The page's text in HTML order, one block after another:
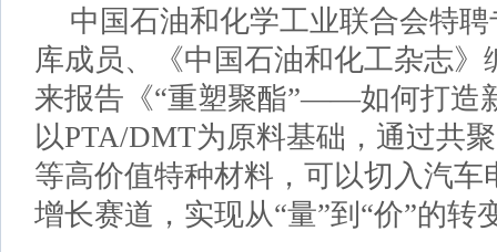
中国石油和化学工业联合会特
库成员、《中国石油和化工杂志
来报告《“重塑聚酯”——如何打造
以PTA/DMT为原料基础，通过共
等高价值特种材料，可以切入汽
增长赛道，实现从“量”到“价”的转